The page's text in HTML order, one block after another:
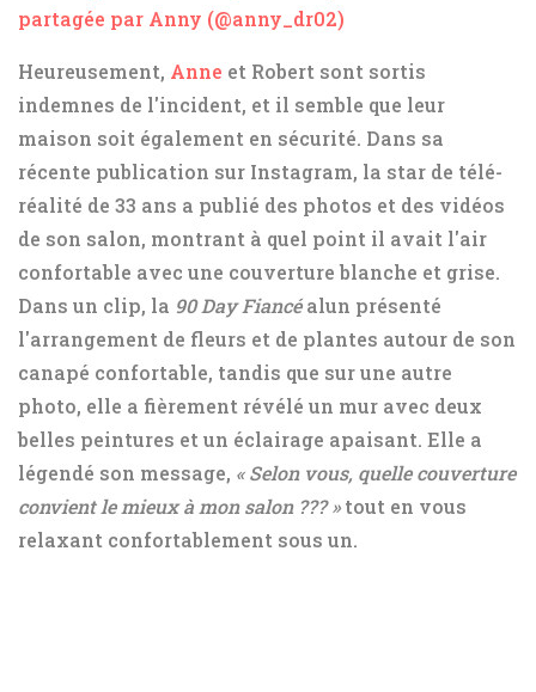
partagée par Anny (@anny_dr02)
Heureusement, Anne et Robert sont sortis
indemnes de l'incident, et il semble que leur
maison soit également en sécurité. Dans sa
récente publication sur Instagram, la star de télé-
réalité de 33 ans a publié des photos et des vidéos
de son salon, montrant à quel point il avait l'air
confortable avec une couverture blanche et grise.
Dans un clip, la 90 Day Fiancéalun présenté
l'arrangement de fleurs et de plantes autour de son
canapé confortable, tandis que sur une autre
photo, elle a fièrement révélé un mur avec deux
belles peintures et un éclairage apaisant. Elle a
légendé son message, « Selon vous, quelle couverture
convient le mieux à mon salon ??? »tout en vous
relaxant confortablement sous un.